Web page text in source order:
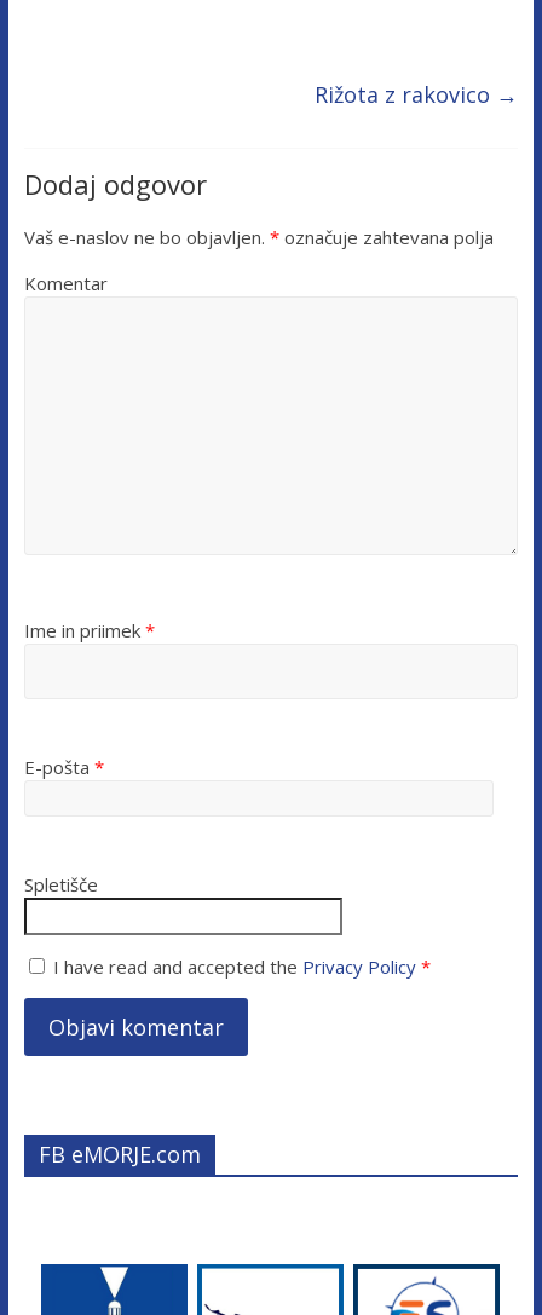
Rižota z rakovico →
Dodaj odgovor
Vaš e-naslov ne bo objavljen. *označuje zahtevana polja
Komentar
Ime in priimek *
E-pošta *
Spletišče
I have read and accepted the Privacy Policy*
FB eMORJE.com